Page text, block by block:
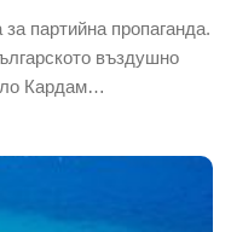
партийна пропаганда.
въздушно
Кардам…